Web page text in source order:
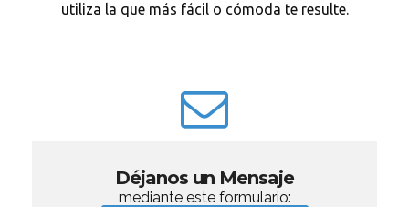
utiliza la que más fácil o cómoda te resulte.
Déjanos un Mensaje
mediante este formulario: